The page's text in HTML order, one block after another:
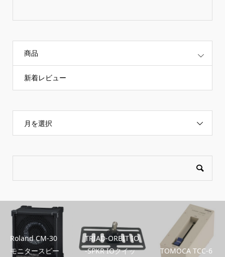
商品
新着レビュー
月を選択
Roland CM-30
モニタースピー
TRIAD-ORBIT IO
-SPKR IOクイッ
TOMOCA TCC-6